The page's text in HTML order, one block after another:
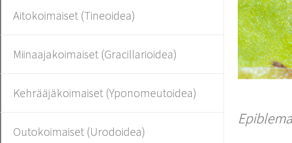
Aitokoimaiset (Tineoidea)
Miinaajakoimaiset (Gracillarioidea)
Kehrääjäkoimaiset (Yponomeutoidea)
Outokoimaiset (Urodoidea)